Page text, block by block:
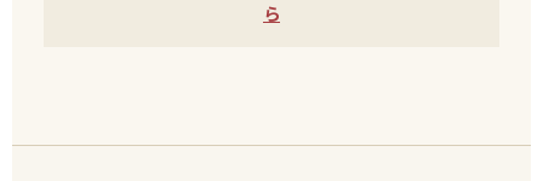
ら